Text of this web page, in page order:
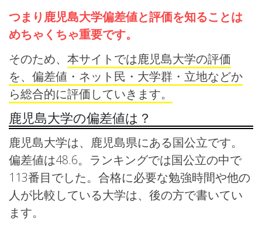
つまり鹿児島大学偏差値と評価を知ることは
めちゃくちゃ重要です。
そのため、 本サイトでは鹿児島大学の評価
を、偏差値・ネット民・大学群・立地などか
ら総合的に評価していきます。
鹿児島大学の偏差値は？
鹿児島大学は、鹿児島県にある国公立です。
偏差値は48.6。ランキングでは国公立の中で
113番目でした。合格に必要な勉強時間や他の
人が比較している大学は、後の方で書いてい
ます。